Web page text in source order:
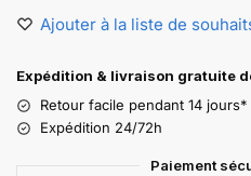
Ajouter à la liste de
Expédition & livraison gratuite
Retour facile pendant 14
Expédition 24/72h
Paiement